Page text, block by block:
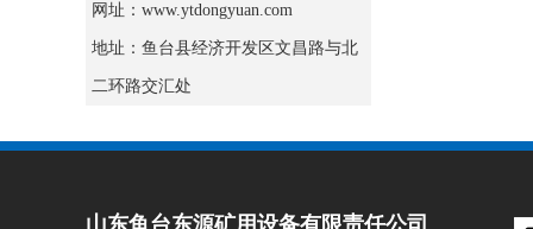
网址：www.ytdongyuan.com
地址：鱼台县经济开发区文昌路与北
二环路交汇处
山东鱼台东源矿用设备有限责任公司